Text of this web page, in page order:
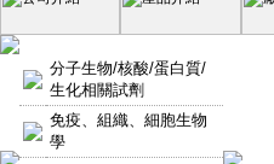
分子生物/核酸/蛋白質/
生化相關試劑
免疫、組織、細胞生物
學